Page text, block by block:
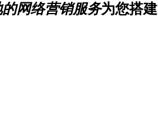
网络营销服务为您搭建